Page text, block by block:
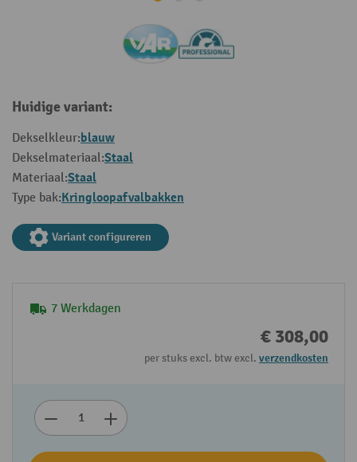
Huidige variant:
Dekselkleur:blauw
Dekselmateriaal:Staal
Materiaal:Staal
Type bak:Kringloopafvalbakken
Variant configureren
7 Werkdagen
€ 308,00
per stuks excl. btw excl. verzendkosten